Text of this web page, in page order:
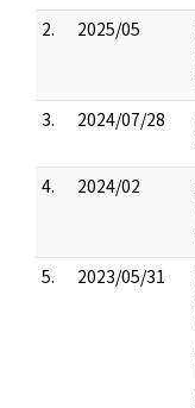
2.
2025/05
3.
2024/07/28
4.
2024/02
5.
2023/05/31